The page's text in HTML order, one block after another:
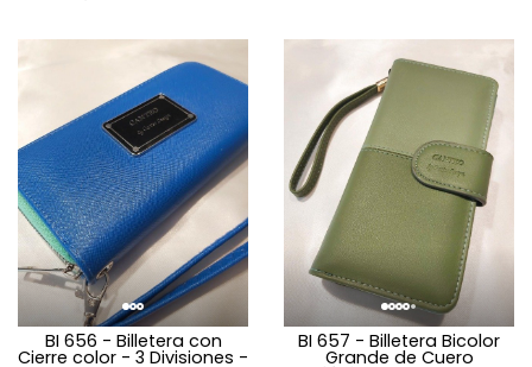
BI 656 - Billetera con
Cierre color - 3 Divisiones -
BI 657 - Billetera Bicolor
Grande de Cuero